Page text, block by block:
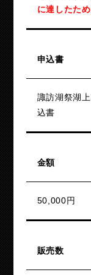
に達したた
申込書
諏訪湖祭湖
込書
金額
50,000円
販売数